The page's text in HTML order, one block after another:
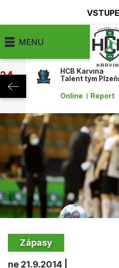
MENU
HCB Karviná
Talent tým
Online Report
Zápasy
ne 21.9.2014 |